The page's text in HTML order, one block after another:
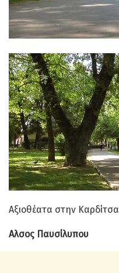
Αξιοθέατα στην Καρδίτσα
Αλσος Παυσίλυπου